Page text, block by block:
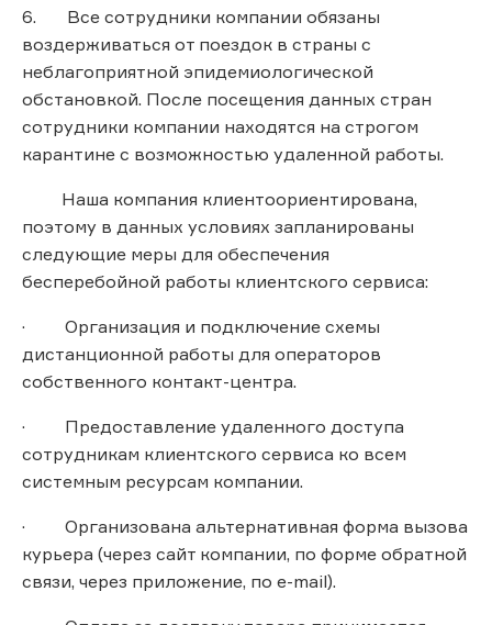
6. Все сотрудники компании обязаны
воздерживаться от поездок в страны с
неблагоприятной эпидемиологической
обстановкой. После посещения данных стран
сотрудники компании находятся на строгом
карантине с возможностью удаленной работы.
Наша компания клиентоориентирована,
поэтому в данных условиях запланированы
следующие меры для обеспечения
бесперебойной работы клиентского сервиса:
· Организация и подключение схемы
дистанционной работы для операторов
собственного контакт-центра.
· Предоставление удаленного доступа
сотрудникам клиентского сервиса ко всем
системным ресурсам компании.
· Организована альтернативная форма вызова
курьера (через сайт компании, по форме обратной
связи, через приложение, по e-mail).